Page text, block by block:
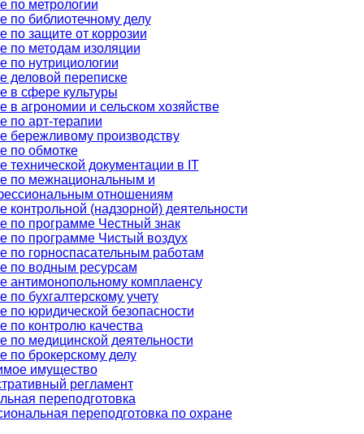
по метрологии
по библиотечному делу
по защите от коррозии
по методам изоляции
по нутрициологии
деловой переписке
в сфере культуры
в агрономии и сельском хозяйстве
по арт-терапии
бережливому производству
по обмотке
технической документации в IT
по межнациональным и
отношениям
контрольной (надзорной) деятельности
по программе Честный знак
по программе Чистый воздух
по горноспасательным работам
по водным ресурсам
антимонопольному комплаенсу
по бухгалтерскому учету
по юридической безопасности
по контролю качества
по медицинской деятельности
по брокерскому делу
имущество
регламент
переподготовка
переподготовка по охране